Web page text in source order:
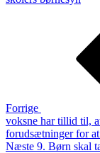
Forrige
voksne har tillid til,
forudsætninger for
Næste
Næste 9. Børn skal